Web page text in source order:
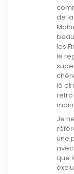
de
les
le
là et
rétro
Je
une
que